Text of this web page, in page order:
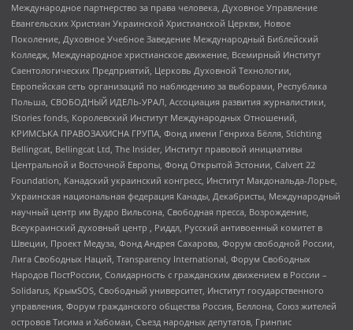
Международное партнерство за права человека, Духовное Управление
Евангельских Христиан Украинской Христианской Церкви, Новое
Поколение, Духовное Учебное Заведение Международный Библейский
Колледж, Международное христианское движение, Всемирный Институт
Саентологических Предприятий, Церковь Духовной Технологии,
Европейская сеть организаций по наблюдению за выборами, Республика
Польша, СВОБОДНЫЙ ИДЕЛЬ-УРАЛ, Ассоциация развития журналистики,
IStories fonds, Королевский Институт Международных Отношений,
КРИМСЬКА ПРАВОЗАХИСНА ГРУПА, Фонд имени Генриха Бёлля, Stichting
Bellingcat, Bellingcat Ltd, The Insider, Институт правовой инициативы
Центральной и Восточной Европы, Фонд Открытой Эстонии, Calvert 22
Foundation, Канадский украинский конгресс, Институт Макдональда-Лорье,
Украинская национальная федерация Канады, Декабристы, Международный
научный центр им Вудро Вильсона, Свободная пресса, Возрождение,
Всеукраинский духовный центр , Риддл, Русский антивоенный комитет в
Швеции, Проект Медуза, Фонд Андрея Сахарова, Форум свободной России,
Лига Свободных Наций, Transparеncy International, Форум Свободных
Народов ПостРоссии, Солидарность с гражданским движением в России –
Solidarus, КрымSOS, Свободный университет, Институт государственного
управления, Форум гражданского общества Россия, Беллона, Союз жителей
островов Тисима и Хабомаи, Съезд народных депутатов, Гринпис